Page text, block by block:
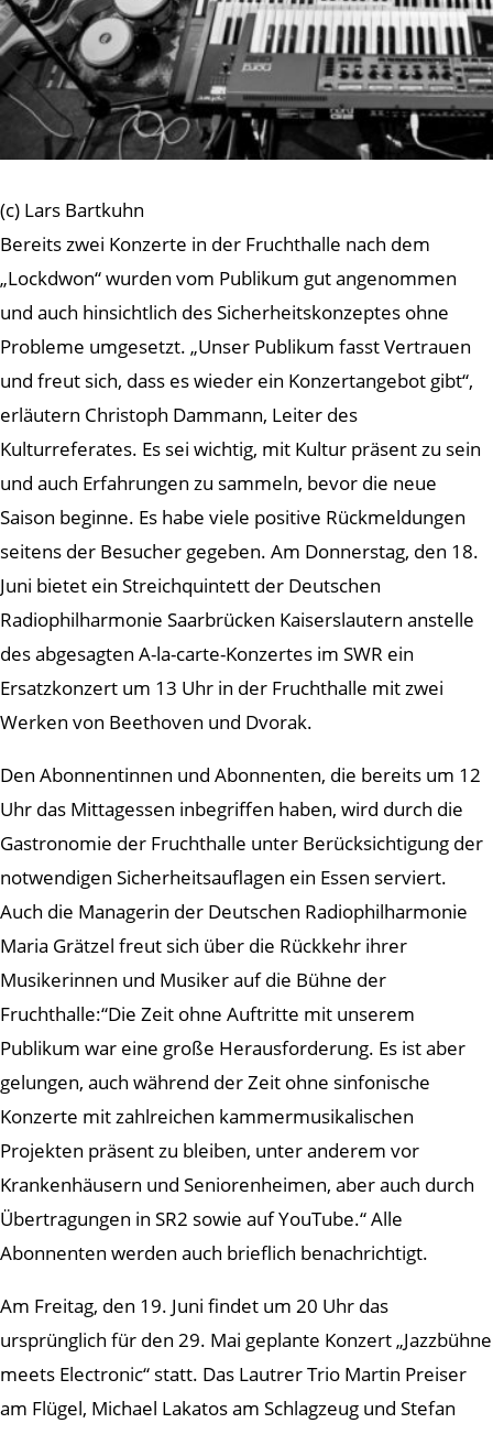
(c) Lars Bartkuhn
Bereits zwei Konzerte in der Fruchthalle nach dem
„Lockdwon“ wurden vom Publikum gut angenommen
und auch hinsichtlich des Sicherheitskonzeptes ohne
Probleme umgesetzt. „Unser Publikum fasst Vertrauen
und freut sich, dass es wieder ein Konzertangebot gibt“,
erläutern Christoph Dammann, Leiter des
Kulturreferates. Es sei wichtig, mit Kultur präsent zu sein
und auch Erfahrungen zu sammeln, bevor die neue
Saison beginne. Es habe viele positive Rückmeldungen
seitens der Besucher gegeben. Am Donnerstag, den 18.
Juni bietet ein Streichquintett der Deutschen
Radiophilharmonie Saarbrücken Kaiserslautern anstelle
des abgesagten A-la-carte-Konzertes im SWR ein
Ersatzkonzert um 13 Uhr in der Fruchthalle mit zwei
Werken von Beethoven und Dvorak.
Den Abonnentinnen und Abonnenten, die bereits um 12
Uhr das Mittagessen inbegriffen haben, wird durch die
Gastronomie der Fruchthalle unter Berücksichtigung der
notwendigen Sicherheitsauflagen ein Essen serviert.
Auch die Managerin der Deutschen Radiophilharmonie
Maria Grätzel freut sich über die Rückkehr ihrer
Musikerinnen und Musiker auf die Bühne der
Fruchthalle:“Die Zeit ohne Auftritte mit unserem
Publikum war eine große Herausforderung. Es ist aber
gelungen, auch während der Zeit ohne sinfonische
Konzerte mit zahlreichen kammermusikalischen
Projekten präsent zu bleiben, unter anderem vor
Krankenhäusern und Seniorenheimen, aber auch durch
Übertragungen in SR2 sowie auf YouTube.“ Alle
Abonnenten werden auch brieflich benachrichtigt.
Am Freitag, den 19. Juni findet um 20 Uhr das
ursprünglich für den 29. Mai geplante Konzert „Jazzbühne
meets Electronic“ statt. Das Lautrer Trio Martin Preiser
am Flügel, Michael Lakatos am Schlagzeug und Stefan